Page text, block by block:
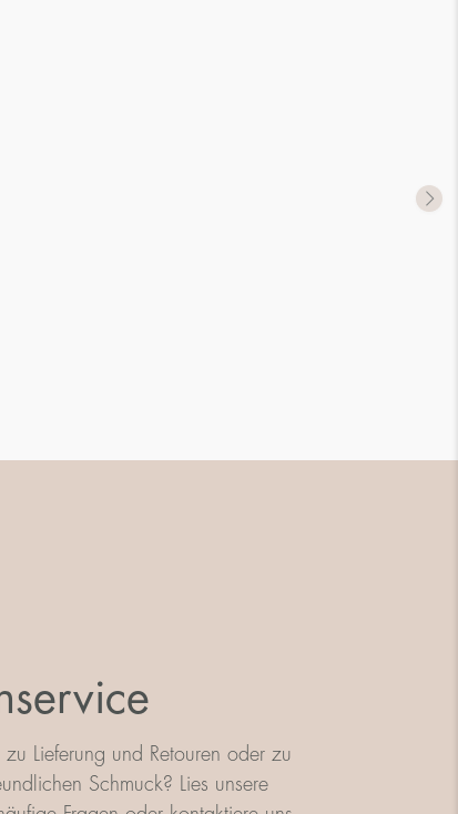
zu Lieferung und Retouren oder zu
Schmuck? Lies unsere